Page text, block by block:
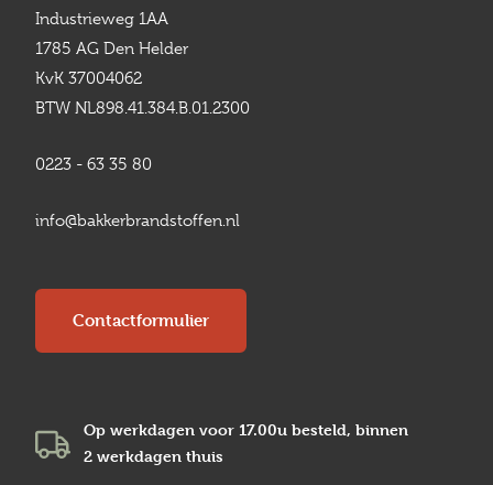
Industrieweg 1AA
1785 AG Den Helder
KvK 37004062
BTW NL898.41.384.B.01.2300
0223 - 63 35 80
info@bakkerbrandstoffen.nl
Contactformulier
Op werkdagen voor 17.00u besteld, binnen
2 werkdagen thuis